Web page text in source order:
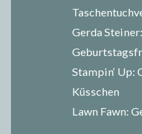
Gerda Steiner:
Stampin‘ Up:
Küsschen
Lawn Fawn: